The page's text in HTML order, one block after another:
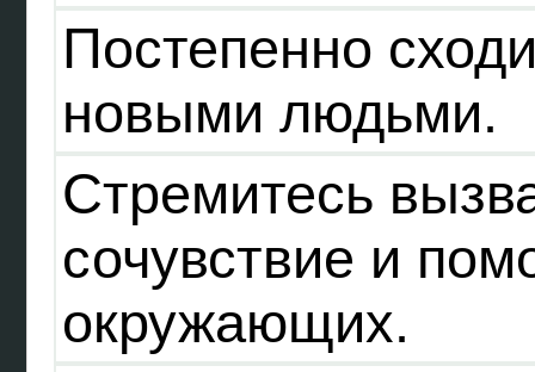
Постепенно
новыми людьми.
Стремитесь
сочувствие и
окружающих.